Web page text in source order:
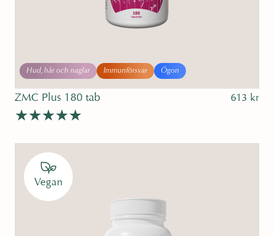
Hud, hår och naglar Immunförsvar Ögon
ZMC Plus 180 tab
Betygsatt
4.80av 5
613 kr
Vegan